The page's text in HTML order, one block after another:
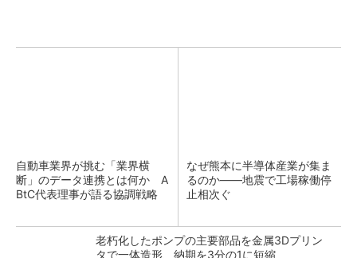
自動車業界が挑む「業界横
断」のデータ連携とは何か A
BtC代表理事が語る協調戦略
なぜ熊本に半導体産業が集ま
るのか――地震で工場稼働停
止相次ぐ
老朽化したポンプの主要部品を金属3Dプリン
タで一体造形、納期を3分の1に短縮